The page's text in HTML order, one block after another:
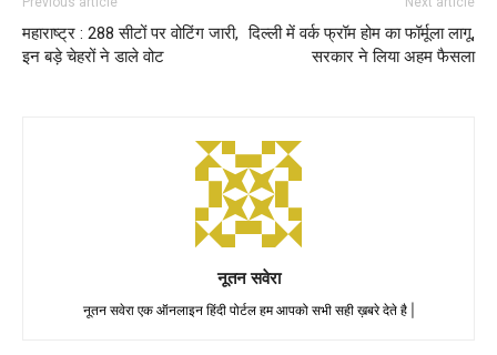
महाराष्ट्र : 288 सीटों पर वोटिंग जारी,
इन बड़े चेहरों ने डाले वोट
दिल्ली में वर्क फ्रॉम होम का फॉर्मूला लागू,
सरकार ने लिया अहम फैसला
नूतन सवेरा
नूतन सवेरा एक ऑनलाइन हिंदी पोर्टल हम आपको सभी सही ख़बरे देते है |